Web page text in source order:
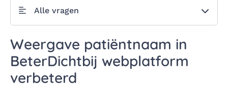
Alle vragen
Weergave patiëntnaam in
BeterDichtbij webplatform
verbeterd